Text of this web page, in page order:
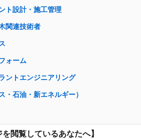
ト設計・施工管理
関連技術者
ォーム
ントエンジニアリング
・石油・新エネルギー）
閲覧しているあなたへ】